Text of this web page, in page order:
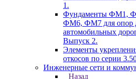
1.
Фундаменты ФМ1,
ФМ6, ФМ7 для опор
автомобильных
Выпуск 2.
Элементы
откосов по серии
Инженерные сети и
Назад